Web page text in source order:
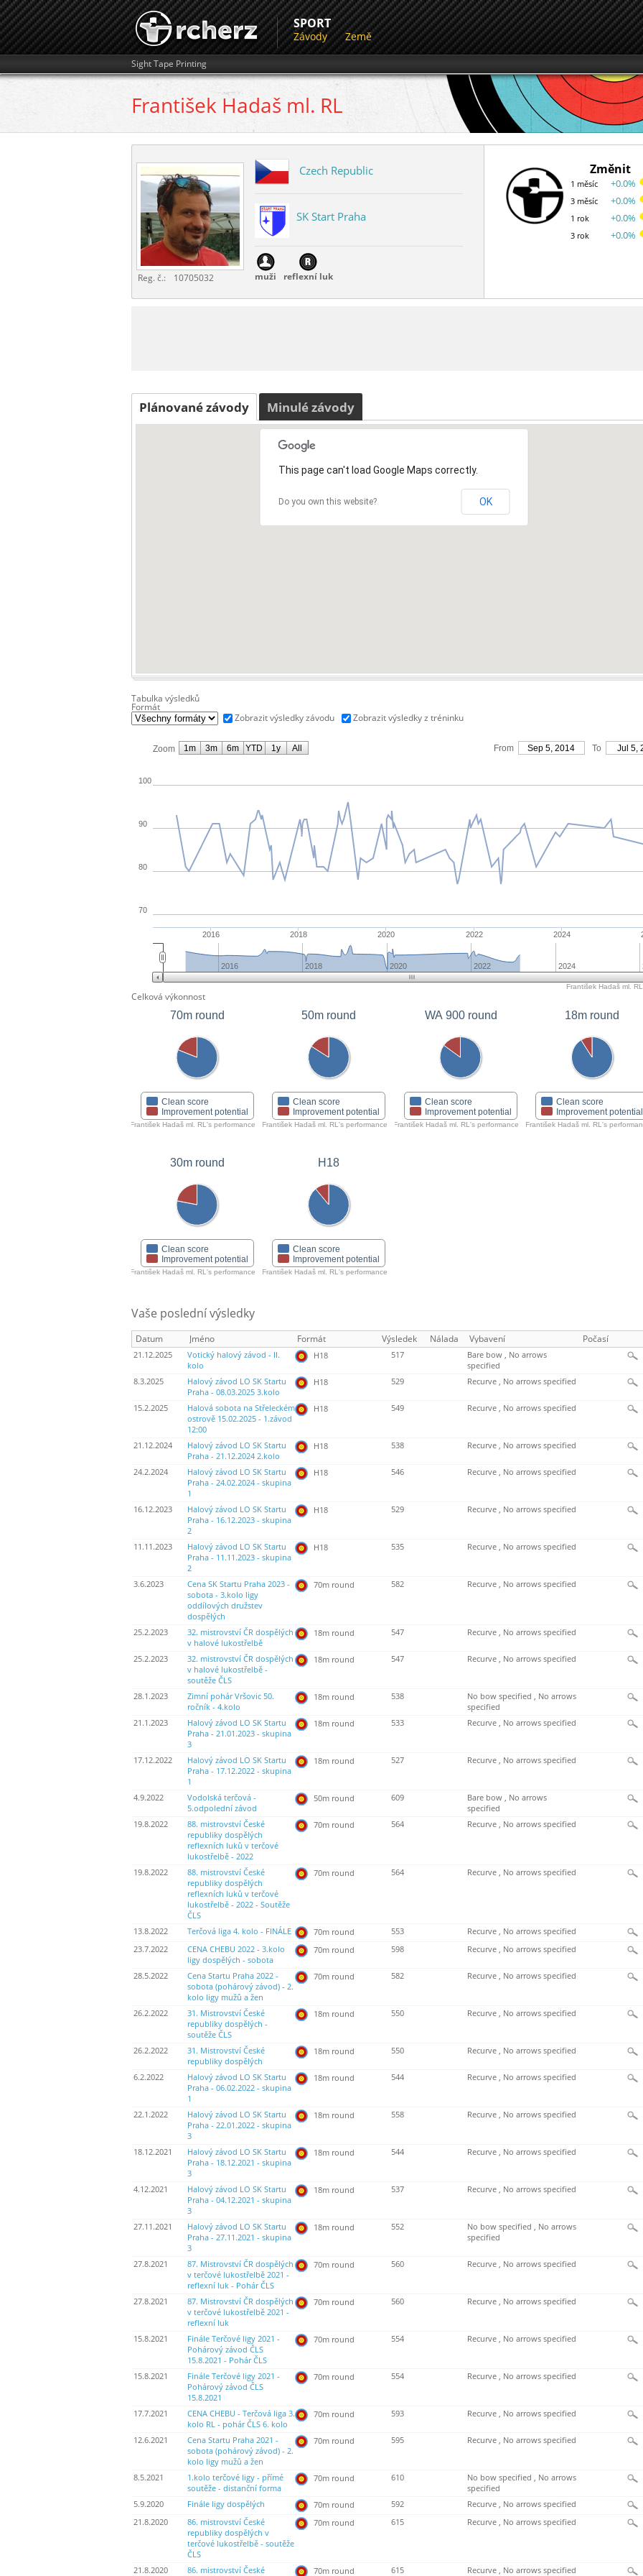
SPORT
Závody Země
Sight Tape Printing
František Hadaš ml. RL
Reg. č.: 10705032
Czech Republic
SK Start Praha
muži reflexní luk
Změnit
1 měsíc
3 měsíc
1 rok
3 rok
+0.0%
+0.0%
+0.0%
+0.0%
Plánované závody Minulé závody
This page can't load Google Maps correctly.
Do you own this website? OK
Tabulka výsledků
Formát
Zobrazit výsledky závodu
Zobrazit výsledky z tréninku
Zoom From Sep 5, 2014 To Jul 5,
2016 2018 2020 2022 2024
70
80
90
100
2016 2018 2020 2022 2024
1m 3m 6m YTD 1y All
František Hadaš ml.
Celková výkonnost
70m round
Clean score
Improvement potential
František Hadaš ml. RL's performance
50m round
Clean score
Improvement potential
František Hadaš ml. RL's performance
WA 900 round
Clean score
Improvement potential
František Hadaš ml. RL's performance
18m round
Clean score
Improvement potential
František Hadaš ml. RL's
30m round
Clean score
Improvement potential
František Hadaš ml. RL's performance
H18
Clean score
Improvement potential
František Hadaš ml. RL's performance
Vaše poslední výsledky
Datum Jméno Formát Výsledek Nálada Vybavení Počasí
21.12.2025
Votický halový závod - II.
kolo
H18 517
Bare bow , No arrows
specified
8.3.2025
Halový závod LO SK Startu
Praha - 08.03.2025 3.kolo
H18 529 Recurve , No arrows specified
15.2.2025
Halová sobota na Střeleckém
ostrově 15.02.2025 - 1.závod
12:00
H18 549 Recurve , No arrows specified
21.12.2024
Halový závod LO SK Startu
Praha - 21.12.2024 2.kolo
H18 538 Recurve , No arrows specified
24.2.2024
Halový závod LO SK Startu
Praha - 24.02.2024 - skupina
1
H18 546 Recurve , No arrows specified
16.12.2023
Halový závod LO SK Startu
Praha - 16.12.2023 - skupina
2
H18 529 Recurve , No arrows specified
11.11.2023
Halový závod LO SK Startu
Praha - 11.11.2023 - skupina
2
H18 535 Recurve , No arrows specified
3.6.2023
Cena SK Startu Praha 2023 -
sobota - 3.kolo ligy
oddílových družstev
dospělých
70m round 582 Recurve , No arrows specified
25.2.2023
32. mistrovství ČR dospělých
v halové lukostřelbě
18m round 547 Recurve , No arrows specified
25.2.2023
32. mistrovství ČR dospělých
v halové lukostřelbě -
soutěže ČLS
18m round 547 Recurve , No arrows specified
28.1.2023
Zimní pohár Vršovic 50.
ročník - 4.kolo
18m round 538
No bow specified , No arrows
specified
21.1.2023
Halový závod LO SK Startu
Praha - 21.01.2023 - skupina
3
18m round 533 Recurve , No arrows specified
17.12.2022
Halový závod LO SK Startu
Praha - 17.12.2022 - skupina
1
18m round 527 Recurve , No arrows specified
4.9.2022
Vodolská terčová -
5.odpolední závod
50m round 609
Bare bow , No arrows
specified
19.8.2022
88. mistrovství České
republiky dospělých
reflexních luků v terčové
lukostřelbě - 2022
70m round 564 Recurve , No arrows specified
19.8.2022
88. mistrovství České
republiky dospělých
reflexních luků v terčové
lukostřelbě - 2022 - Soutěže
ČLS
70m round 564 Recurve , No arrows specified
13.8.2022 Terčová liga 4. kolo - FINÁLE 70m round 553
Recurve , No arrows specified
23.7.2022
CENA CHEBU 2022 - 3.kolo
ligy dospělých - sobota
70m round 598 Recurve , No arrows specified
28.5.2022
Cena Startu Praha 2022 -
sobota (pohárový závod) - 2.
kolo ligy mužů a žen
70m round 582 Recurve , No arrows specified
26.2.2022
31. Mistrovství České
republiky dospělých -
soutěže ČLS
18m round 550 Recurve , No arrows specified
26.2.2022
31. Mistrovství České
republiky dospělých
18m round 550 Recurve , No arrows specified
6.2.2022
Halový závod LO SK Startu
Praha - 06.02.2022 - skupina
1
18m round 544 Recurve , No arrows specified
22.1.2022
Halový závod LO SK Startu
Praha - 22.01.2022 - skupina
3
18m round 558 Recurve , No arrows specified
18.12.2021
Halový závod LO SK Startu
Praha - 18.12.2021 - skupina
3
18m round 544 Recurve , No arrows specified
4.12.2021
Halový závod LO SK Startu
Praha - 04.12.2021 - skupina
3
18m round 537 Recurve , No arrows specified
27.11.2021
Halový závod LO SK Startu
Praha - 27.11.2021 - skupina
3
18m round 552
No bow specified , No arrows
specified
27.8.2021
87. Mistrovství ČR dospělých
v terčové lukostřelbě 2021 -
reflexní luk - Pohár ČLS
70m round 560 Recurve , No arrows specified
27.8.2021
87. Mistrovství ČR dospělých
v terčové lukostřelbě 2021 -
reflexní luk
70m round 560 Recurve , No arrows specified
15.8.2021
Finále Terčové ligy 2021 -
Pohárový závod ČLS
15.8.2021 - Pohár ČLS
70m round 554 Recurve , No arrows specified
15.8.2021
Finále Terčové ligy 2021 -
Pohárový závod ČLS
15.8.2021
70m round 554 Recurve , No arrows specified
17.7.2021
CENA CHEBU - Terčová liga 3.
kolo RL - pohár ČLS 6. kolo
70m round 593 Recurve , No arrows specified
12.6.2021
Cena Startu Praha 2021 -
sobota (pohárový závod) - 2.
kolo ligy mužů a žen
70m round 595 Recurve , No arrows specified
8.5.2021
1.kolo terčové ligy - přímé
soutěže - distanční forma
70m round 610
No bow specified , No arrows
specified
5.9.2020
Finále ligy dospělých 70m round 592
Recurve , No arrows specified
21.8.2020
86. mistrovství České
republiky dospělých v
terčové lukostřelbě - soutěže
ČLS
70m round 615 Recurve , No arrows specified
21.8.2020 86. mistrovství České 70m round 615 Recurve , No arrows specified